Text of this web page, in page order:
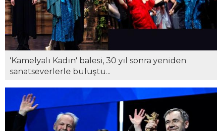
'Kamelyalı Kadın' balesi, 30 yıl sonra yeniden
sanatseverlerle buluştu...